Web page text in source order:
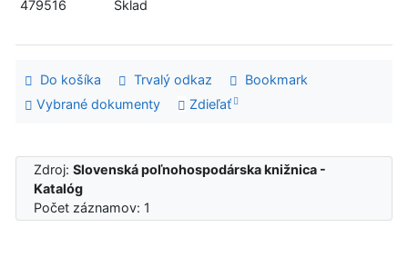
479516
Sklad
Do košíka Trvalý odkaz
Bookmark
Vybrané dokumenty
Zdieľať
Zdroj:Slovenská poľnohospodárska knižnica -
Katalóg
Počet záznamov: 1